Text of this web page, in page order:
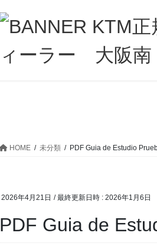
HOME 未分類 PDF Guia de Estudio
2026年4月21日 / 最終更新日時 : 2026年1月6日
PDF Guia de